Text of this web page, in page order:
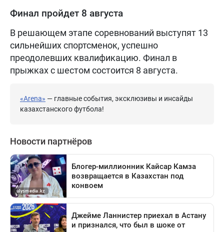
Финал пройдет 8 августа
В решающем этапе соревнований выступят 13
сильнейших спортсменок, успешно
преодолевших квалификацию. Финал в
прыжках с шестом состоится 8 августа.
«Arena» — главные события, эксклюзивы и инсайды
казахстанского футбола!